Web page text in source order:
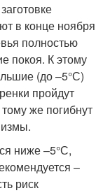
в конце ноября
полностью
покоя. К этому
(до –5°С)
пройдут
же погибнут
ниже –5°С,
–
риск